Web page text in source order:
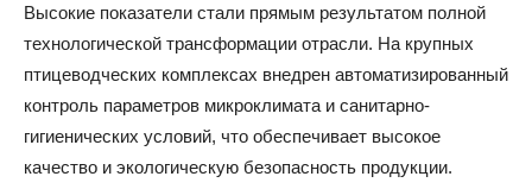
Высокие показатели стали прямым результатом полной
технологической трансформации отрасли. На крупных
птицеводческих комплексах внедрен автоматизированный
контроль параметров микроклимата и санитарно-
гигиенических условий, что обеспечивает высокое
качество и экологическую безопасность продукции.